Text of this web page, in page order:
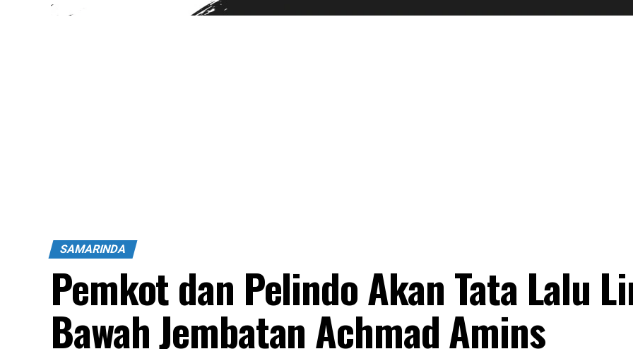
SAMARINDA
Pemkot dan Pelindo Akan Tata Lalu
Bawah Jembatan Achmad Amins